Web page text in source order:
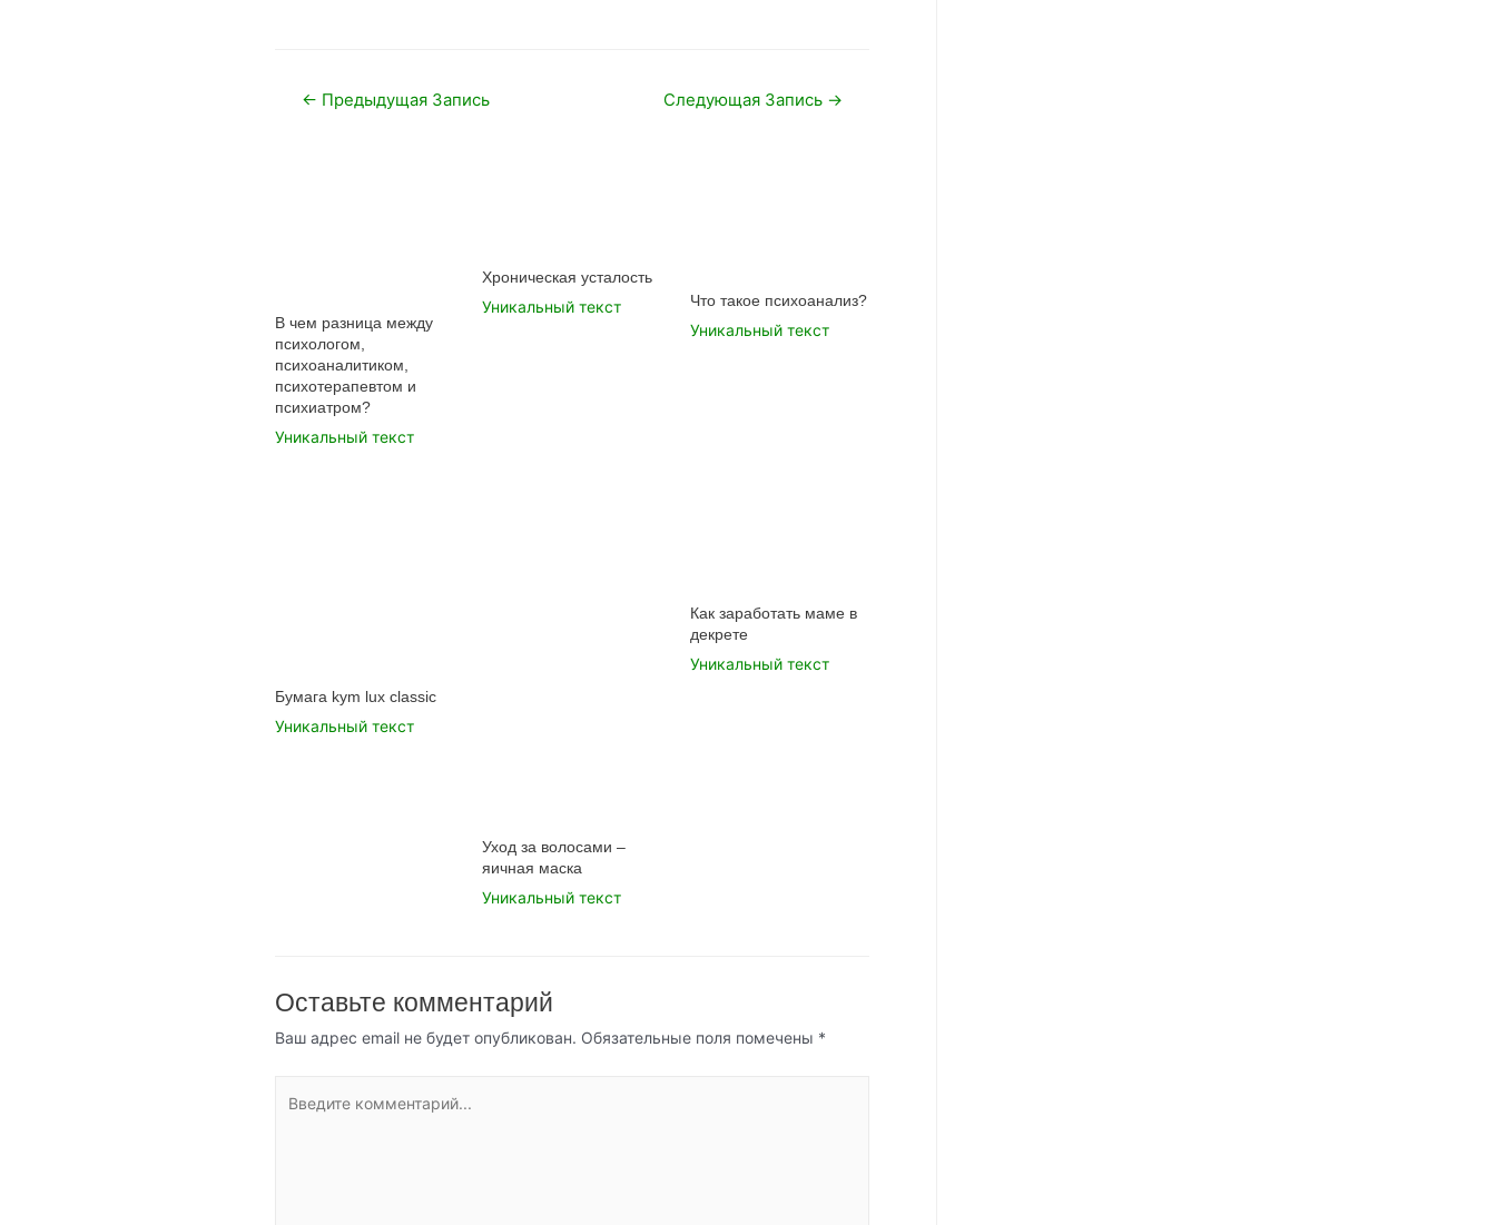
Навигация
← Предыдущая Запись Следующая Запись →
В чем разница между
психологом,
психоаналитиком,
психотерапевтом и
психиатром?
Уникальный текст
Хроническая усталость
Уникальный текст Что такое психоанализ?
Уникальный текст
Бумага kym lux classic
Уникальный текст
Уход за волосами –
яичная маска
Уникальный текст
Как заработать маме в
декрете
Уникальный текст
Оставьте комментарий
Ваш адрес email не будет опубликован. Обязательные поля помечены *
комментарий...